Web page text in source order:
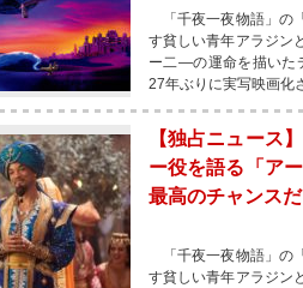
「千夜一夜物語」の
す貧しい青年アラジン
ー二―の運命を描いた
27年ぶりに実写映画化
【独占ニュース
ー役を語る「ア
最高のチャンスだ
「千夜一夜物語」の
す貧しい青年アラジン